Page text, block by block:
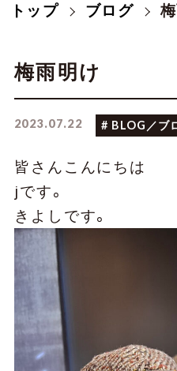
モデルコース
アクセスマッ
プ
トップ ブログ
梅雨明け
2023.07.22 # BLOG／ブ
皆さんこんにちは
jです。
きよしです。